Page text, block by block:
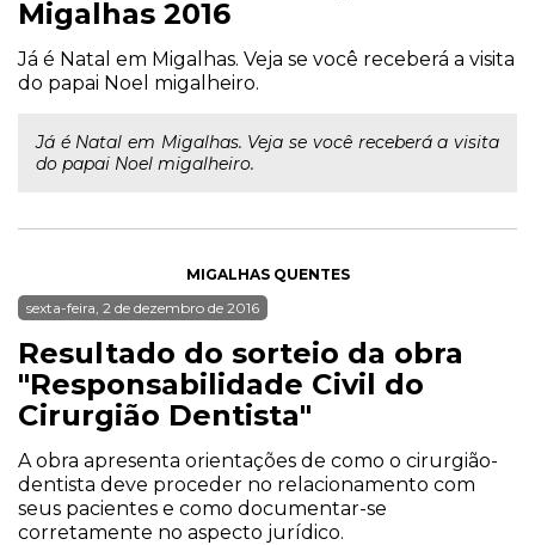
Migalhas 2016
Já é Natal em Migalhas. Veja se você receberá a visita
do papai Noel migalheiro.
Já é Natal em Migalhas. Veja se você receberá a visita
do papai Noel migalheiro.
MIGALHAS QUENTES
sexta-feira, 2 de dezembro de 2016
Resultado do sorteio da obra
"Responsabilidade Civil do
Cirurgião Dentista"
A obra apresenta orientações de como o cirurgião-
dentista deve proceder no relacionamento com
seus pacientes e como documentar-se
corretamente no aspecto jurídico.